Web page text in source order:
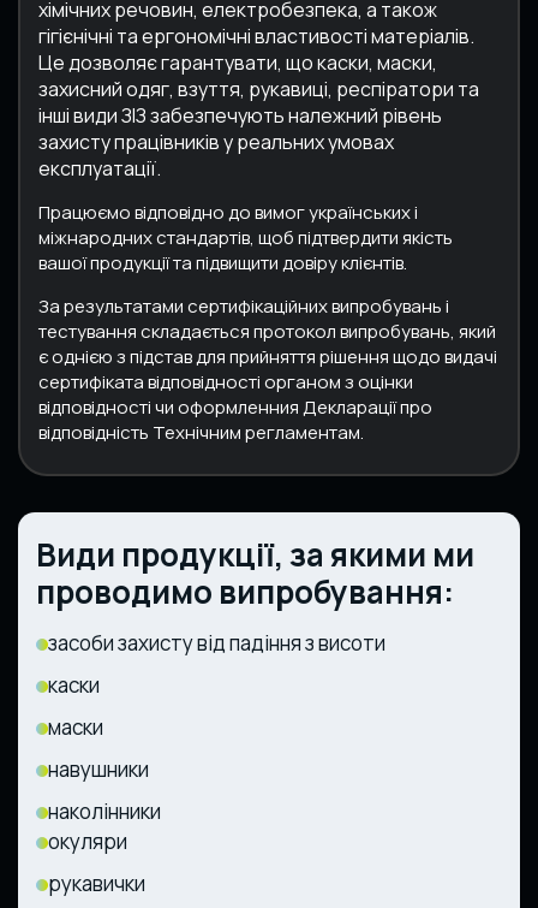
хімічних речовин, електробезпека, а також
гігієнічні та ергономічні властивості матеріалів.
Це дозволяє гарантувати, що каски, маски,
захисний одяг, взуття, рукавиці, респіратори та
інші види ЗІЗ забезпечують належний рівень
захисту працівників у реальних умовах
експлуатації.
Працюємо відповідно до вимог українських і
міжнародних стандартів, щоб підтвердити якість
вашої продукції та підвищити довіру клієнтів.
За результатами сертифікаційних випробувань і
тестування складається протокол випробувань, який
є однією з підстав для прийняття рішення щодо видачі
сертифіката відповідності органом з оцінки
відповідності чи оформленния Декларації про
відповідність Технічним регламентам.
Види продукції, за якими ми
проводимо випробування:
засоби захисту від падіння з висоти
каски
маски
навушники
наколінники
окуляри
рукавички